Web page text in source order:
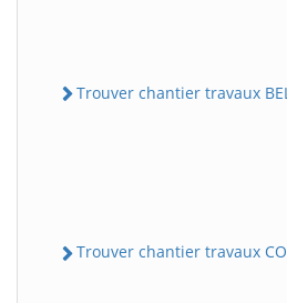
Trouver chantier travaux
Trouver chantier travaux